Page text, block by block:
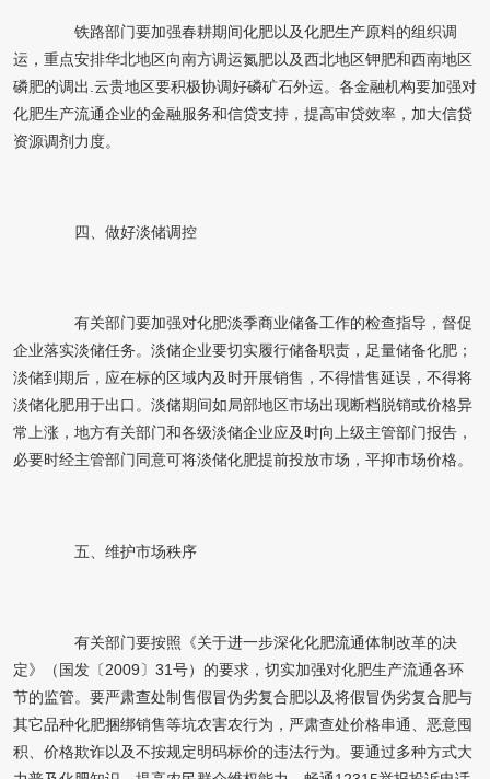
铁路部门要加强春耕期间化肥以及化肥生产原料的组织调
运，重点安排华北地区向南方调运氮肥以及西北地区钾肥和西南地区
磷肥的调出.云贵地区要积极协调好磷矿石外运。各金融机构要加强对
化肥生产流通企业的金融服务和信贷支持，提高审贷效率，加大信贷
资源调剂力度。
四、做好淡储调控
有关部门要加强对化肥淡季商业储备工作的检查指导，督促
企业落实淡储任务。淡储企业要切实履行储备职责，足量储备化肥；
淡储到期后，应在标的区域内及时开展销售，不得惜售延误，不得将
淡储化肥用于出口。淡储期间如局部地区市场出现断档脱销或价格异
常上涨，地方有关部门和各级淡储企业应及时向上级主管部门报告，
必要时经主管部门同意可将淡储化肥提前投放市场，平抑市场价格。
五、维护市场秩序
有关部门要按照《关于进一步深化化肥流通体制改革的决
定》（国发〔2009〕31号）的要求，切实加强对化肥生产流通各环
节的监管。要严肃查处制售假冒伪劣复合肥以及将假冒伪劣复合肥与
其它品种化肥捆绑销售等坑农害农行为，严肃查处价格串通、恶意囤
积、价格欺诈以及不按规定明码标价的违法行为。要通过多种方式大